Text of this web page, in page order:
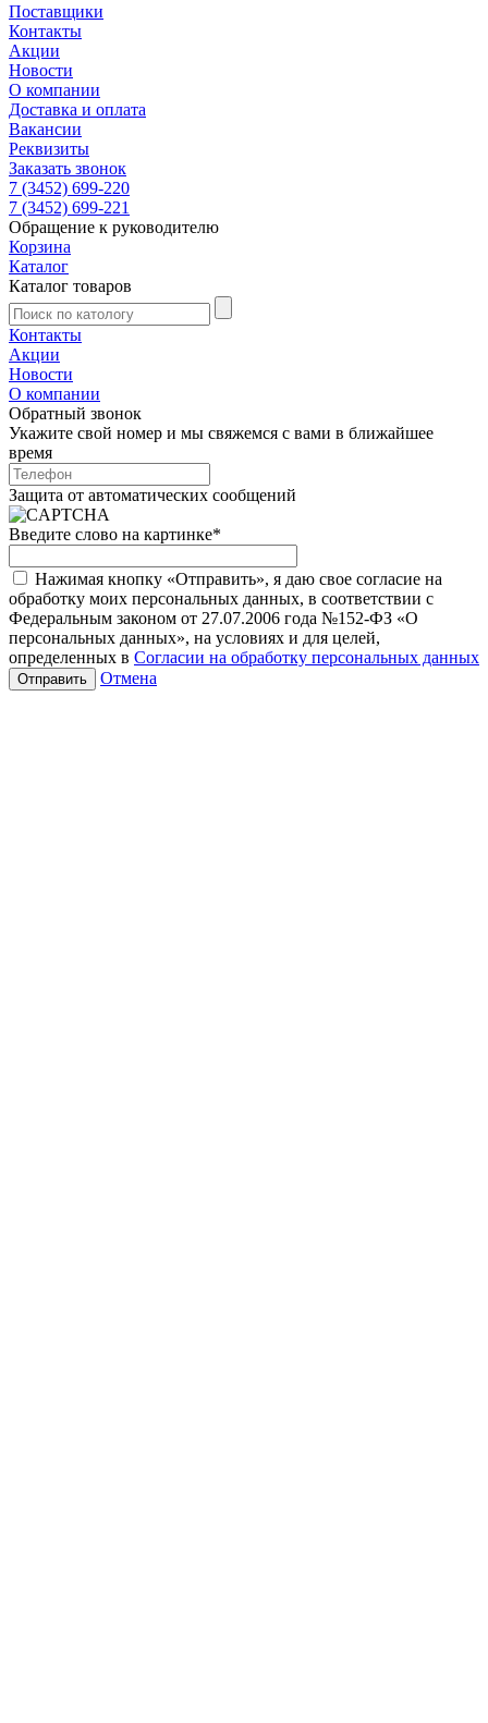
Поставщики
Контакты
Акции
Новости
О компании
Доставка и оплата
Вакансии
Реквизиты
Заказать звонок
7 (3452) 699-220
7 (3452) 699-221
Обращение к руководителю
Корзина
Каталог
Каталог товаров
Контакты
Акции
Новости
О компании
Обратный звонок
Укажите свой номер и мы свяжемся с вами в ближайшее
время
Защита от автоматических сообщений
Введите слово на картинке*
Нажимая кнопку «Отправить», я даю свое согласие на
обработку моих персональных данных, в соответствии с
Федеральным законом от 27.07.2006 года №152-ФЗ «О
персональных данных», на условиях и для целей,
определенных в Согласии на обработку персональных данных
Отмена